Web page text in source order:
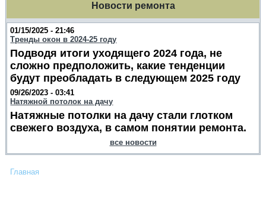
Новости ремонта
01/15/2025 - 21:46
Тренды окон в 2024-25 году
Подводя итоги уходящего 2024 года, не
сложно предположить, какие тенденции
будут преобладать в следующем 2025 году
09/26/2023 - 03:41
Натяжной потолок на дачу
Натяжные потолки на дачу стали глотком
свежего воздуха, в самом понятии ремонта.
все новости
Главная